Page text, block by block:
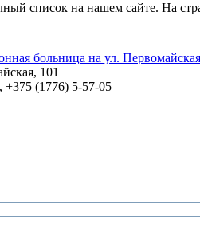
список на нашем сайте. На
больница на ул.
101
+375 (1776) 5-57-05